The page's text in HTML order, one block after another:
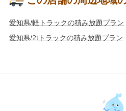
愛知県/軽トラックの積み放題プラン
愛知県/2tトラックの積み放題プラン